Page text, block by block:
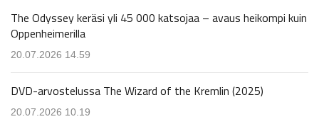
The Odyssey keräsi yli 45 000 katsojaa – avaus heikompi kuin
Oppenheimerilla
20.07.2026 14.59
DVD-arvostelussa The Wizard of the Kremlin (2025)
20.07.2026 10.19